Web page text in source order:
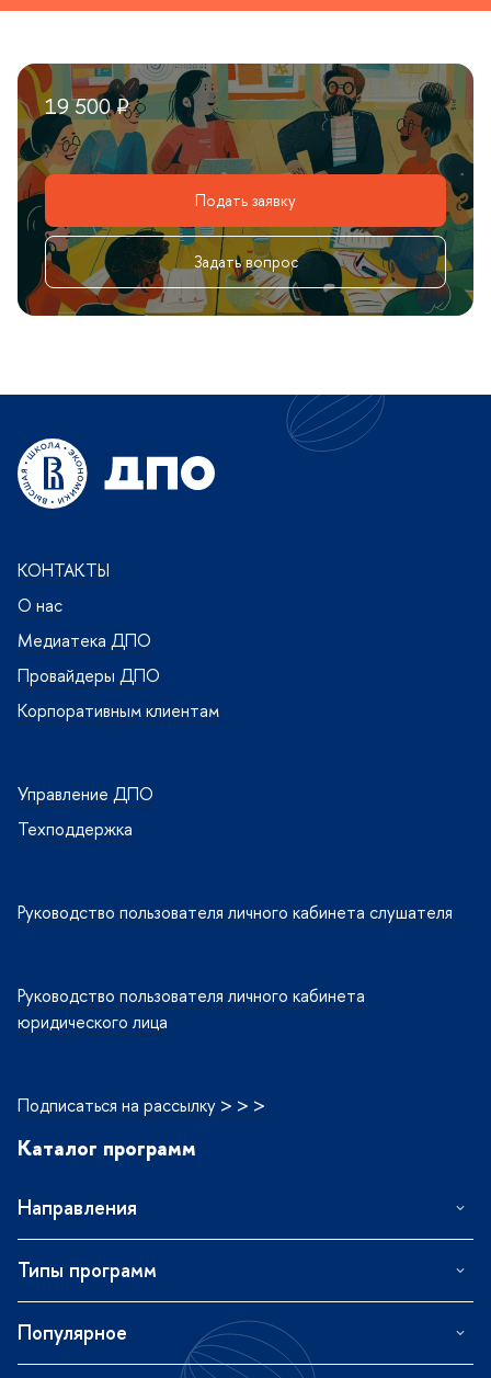
19 500 ₽
Подать заявку
Задать вопрос
КОНТАКТЫ
О нас
Медиатека ДПО
Провайдеры ДПО
Корпоративным клиентам
Управление ДПО
Техподдержка
Руководство пользователя личного кабинета слушателя
Руководство пользователя личного кабинета
юридического лица
Подписаться на рассылку > > >
Каталог программ
Направления
Типы программ
Популярное